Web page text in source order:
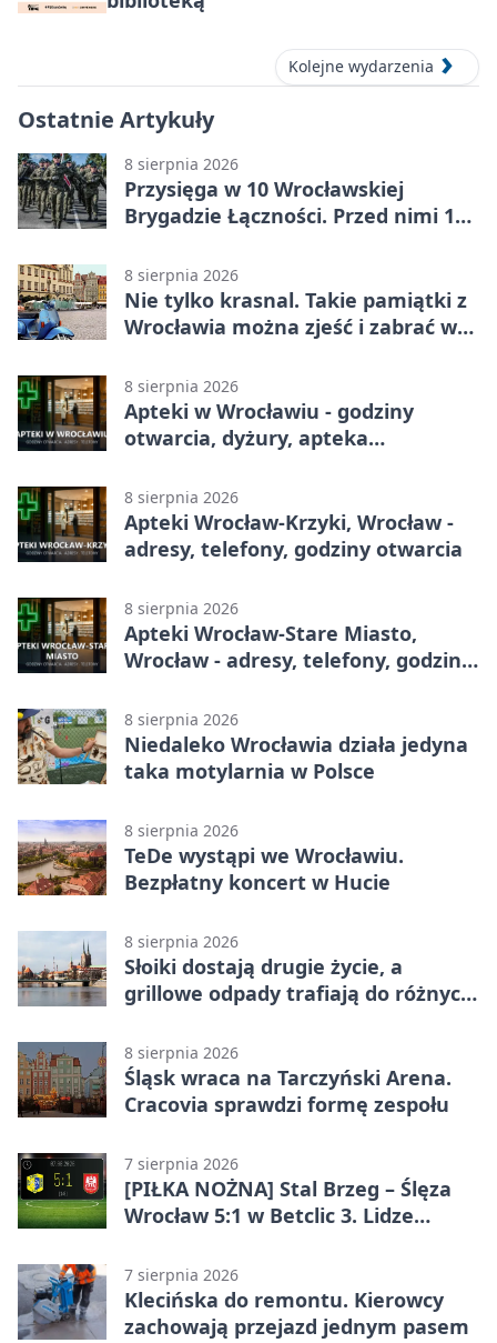
Kolejne wydarzenia
Ostatnie Artykuły
8 sierpnia 2026
Przysięga w 10 Wrocławskiej
Brygadzie Łączności. Przed nimi 11
8 sierpnia 2026
Nie tylko krasnal. Takie pamiątki z
Wrocławia można zjeść i zabrać w
8 sierpnia 2026
Apteki w Wrocławiu - godziny
otwarcia, dyżury, apteka
8 sierpnia 2026
Apteki Wrocław-Krzyki, Wrocław -
adresy, telefony, godziny otwarcia
8 sierpnia 2026
Apteki Wrocław-Stare Miasto,
Wrocław - adresy, telefony, godziny
8 sierpnia 2026
Niedaleko Wrocławia działa jedyna
taka motylarnia w Polsce
8 sierpnia 2026
TeDe wystąpi we Wrocławiu.
Bezpłatny koncert w Hucie
8 sierpnia 2026
Słoiki dostają drugie życie, a
grillowe odpady trafiają do różnych
8 sierpnia 2026
Śląsk wraca na Tarczyński Arena.
Cracovia sprawdzi formę zespołu
7 sierpnia 2026
[PIŁKA NOŻNA] Stal Brzeg – Ślęza
Wrocław 5:1 w Betclic 3. Lidze
porażka wrocławian
7 sierpnia 2026
Klecińska do remontu. Kierowcy
zachowają przejazd jednym pasem